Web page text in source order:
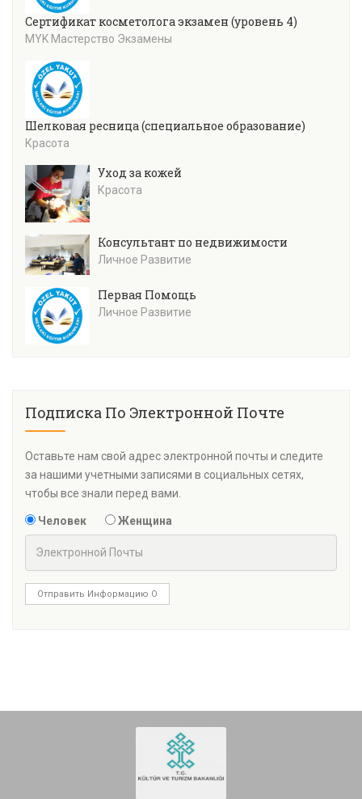
Сертификат косметолога экзамен (уровень 4)
MYK Мастерство Экзамены
Шелковая ресница (специальное образование)
Красота
Уход за кожей
Красота
Консультант по недвижимости
Личное Развитие
Первая Помощь
Личное Развитие
Подписка По Электронной Почте
Оставьте нам свой адрес электронной почты и следите
за нашими учетными записями в социальных сетях,
чтобы все знали перед вами.
Человек Женщина
Отправить Информацию О